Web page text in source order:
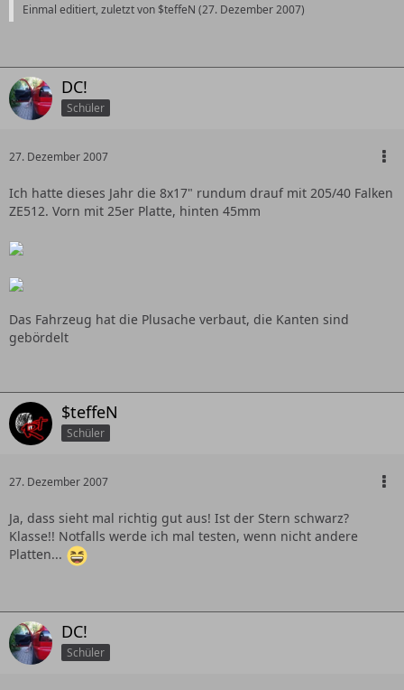
Einmal editiert, zuletzt von $teffeN (27. Dezember 2007)
DC!
Schüler
27. Dezember 2007
Ich hatte dieses Jahr die 8x17" rundum drauf mit 205/40 Falken
ZE512. Vorn mit 25er Platte, hinten 45mm
Das Fahrzeug hat die Plusache verbaut, die Kanten sind
gebördelt
$teffeN
Schüler
27. Dezember 2007
Ja, dass sieht mal richtig gut aus! Ist der Stern schwarz?
Klasse!! Notfalls werde ich mal testen, wenn nicht andere
Platten...
DC!
Schüler